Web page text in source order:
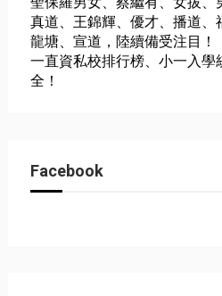
真道、王錦輝、優才、播道、
龍塘、宣道，陸續備受注目！
一直資私校排行榜、小一入學
全！
Facebook